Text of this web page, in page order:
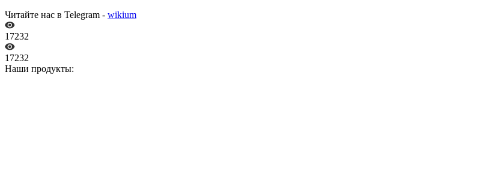
Читайте нас в Telegram - wikium
17232
17232
Наши продукты: